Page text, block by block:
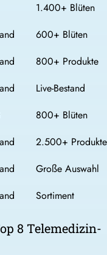
1.400+ Blüten
600+ Blüten
800+ Produkte
Live-Bestand
800+ Blüten
2.500+ Produkte
Große Auswahl
Sortiment
8 Telemedizin-